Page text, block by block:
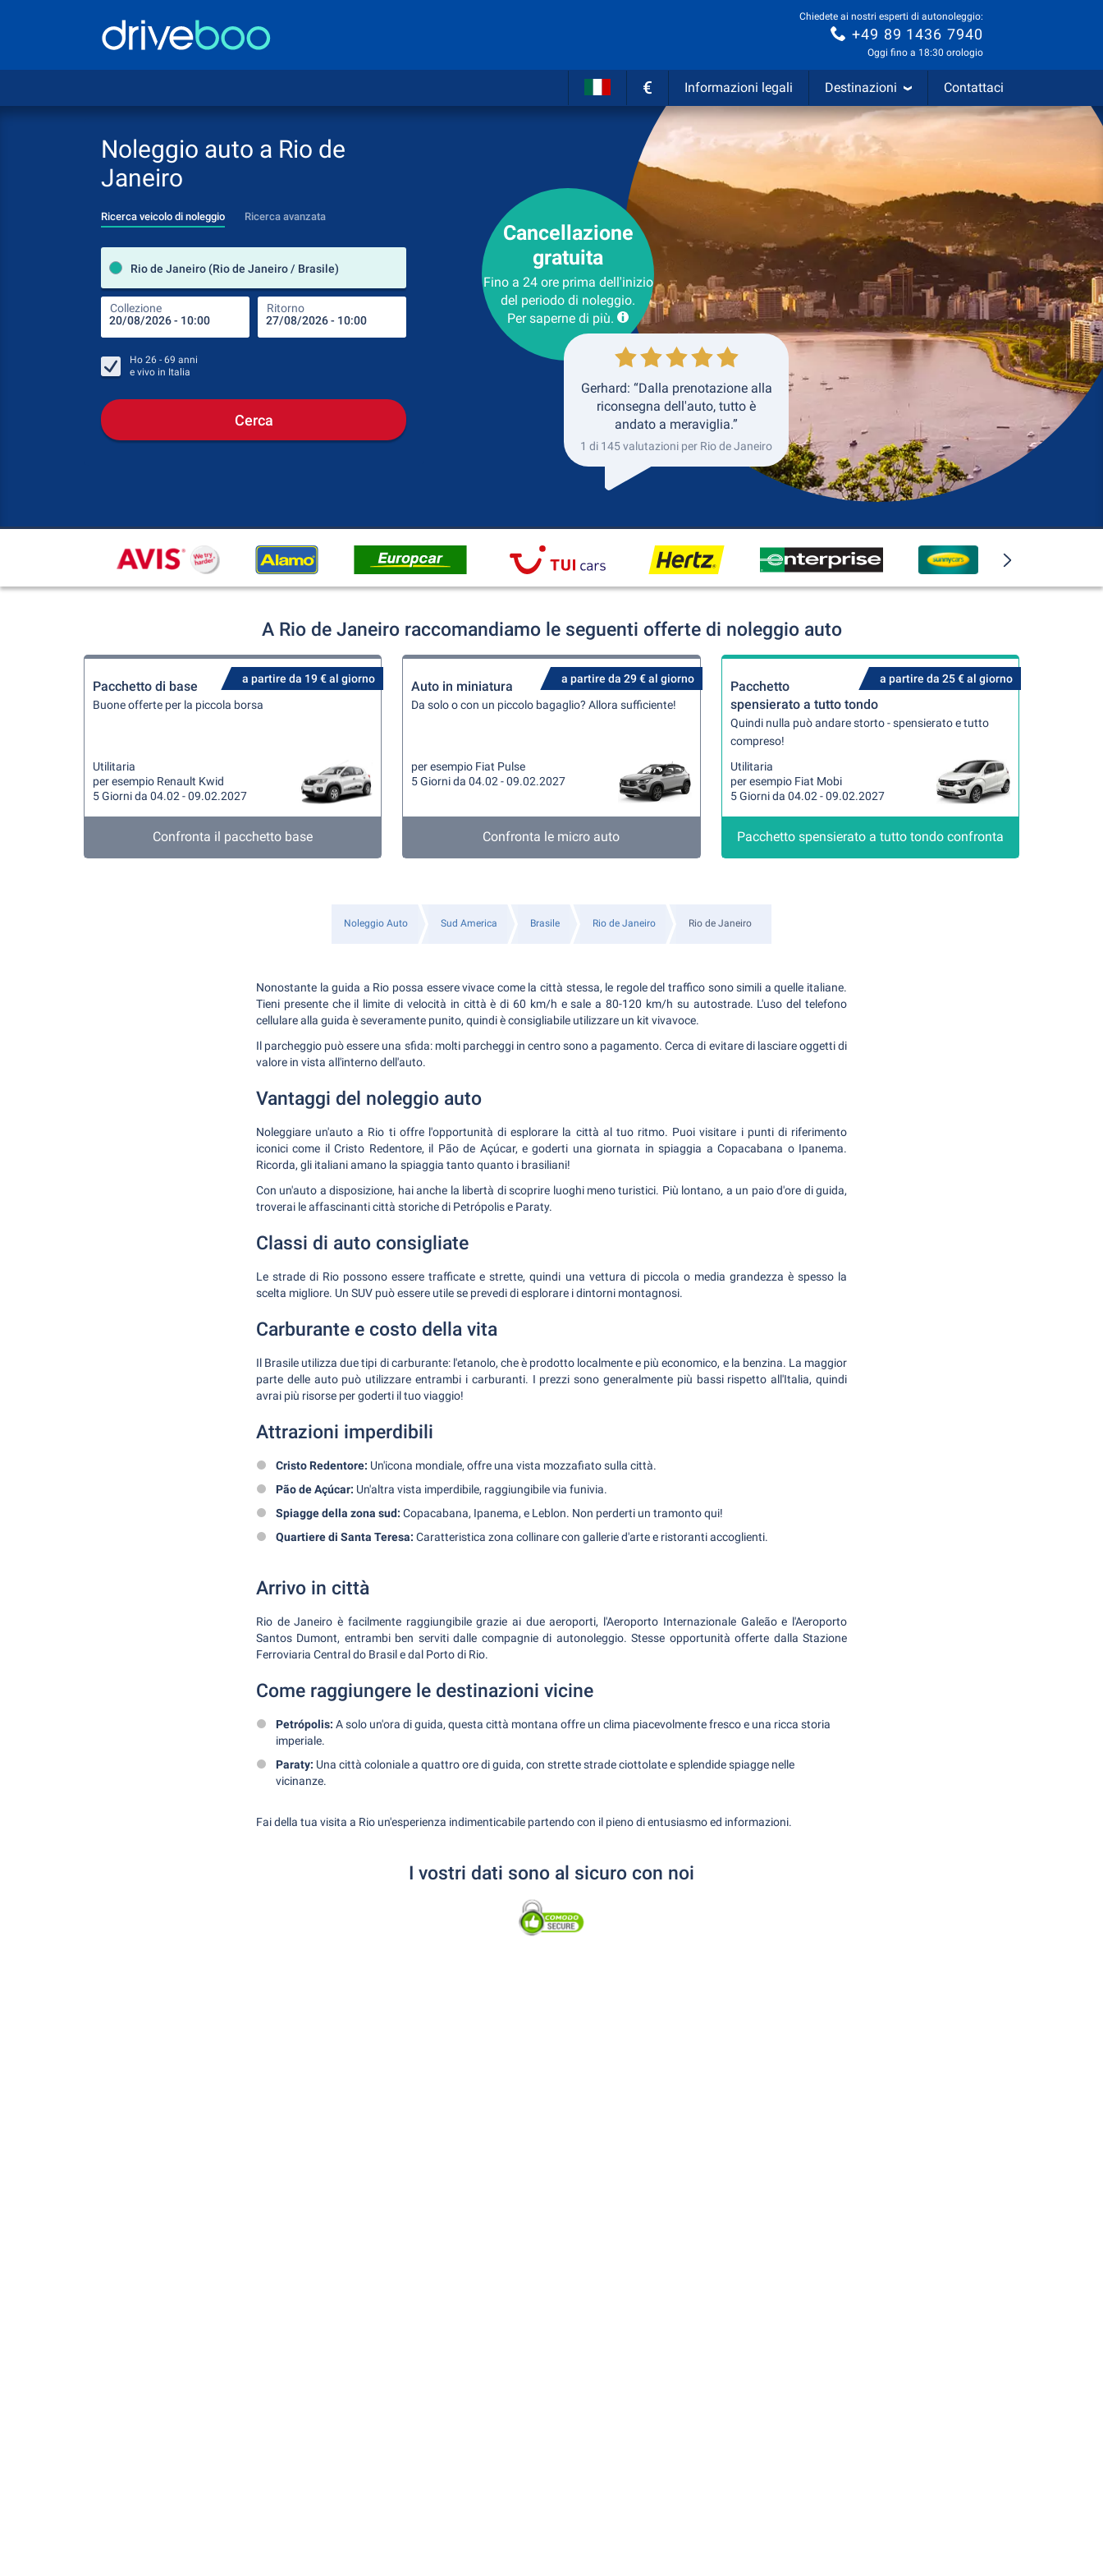
Chiedete ai nostri esperti di autonoleggio:
+49 89 1436 7940
Oggi fino a 18:30 orologio
€ Informazioni legali Destinazioni Contattaci
Noleggio auto a Rio de
Janeiro
Ricerca veicolo di noleggio Ricerca avanzata
Rio de Janeiro (Rio de Janeiro / Brasile)
Collezione Ritorno
Luogo del noleggio
Luogo di ritorno
Ho 26 - 69 anni
e vivo in Italia
Cerca
Cancellazione
gratuita
Fino a 24 ore prima dell'inizio
del periodo di noleggio.
Per saperne di più.
Gerhard: “Dalla prenotazione alla
riconsegna dell'auto, tutto è
andato a meraviglia.”
1 di 145 valutazioni per Rio de Janeiro
A Rio de Janeiro raccomandiamo le seguenti offerte di noleggio auto
a partire da 19 € al giorno
Pacchetto di base
Buone offerte per la piccola borsa
Utilitaria
per esempio Renault Kwid
5 Giorni da 04.02 - 09.02.2027
Confronta il pacchetto base
a partire da 29 € al giorno
Auto in miniatura
Da solo o con un piccolo bagaglio? Allora sufficiente!
per esempio Fiat Pulse
5 Giorni da 04.02 - 09.02.2027
Confronta le micro auto
a partire da 25 € al giorno
Pacchetto
spensierato a tutto tondo
Quindi nulla può andare storto - spensierato e tutto
compreso!
Utilitaria
per esempio Fiat Mobi
5 Giorni da 04.02 - 09.02.2027
Pacchetto spensierato a tutto tondo confronta
Noleggio Auto Sud America Brasile Rio de Janeiro Rio de Janeiro
Nonostante la guida a Rio possa essere vivace come la città stessa, le regole del traffico sono simili a quelle italiane.
Tieni presente che il limite di velocità in città è di 60 km/h e sale a 80-120 km/h su autostrade. L'uso del telefono
cellulare alla guida è severamente punito, quindi è consigliabile utilizzare un kit vivavoce.
Il parcheggio può essere una sfida: molti parcheggi in centro sono a pagamento. Cerca di evitare di lasciare oggetti di
valore in vista all'interno dell'auto.
Vantaggi del noleggio auto
Noleggiare un'auto a Rio ti offre l'opportunità di esplorare la città al tuo ritmo. Puoi visitare i punti di riferimento
iconici come il Cristo Redentore, il Pão de Açúcar, e goderti una giornata in spiaggia a Copacabana o Ipanema.
Ricorda, gli italiani amano la spiaggia tanto quanto i brasiliani!
Con un'auto a disposizione, hai anche la libertà di scoprire luoghi meno turistici. Più lontano, a un paio d'ore di guida,
troverai le affascinanti città storiche di Petrópolis e Paraty.
Classi di auto consigliate
Le strade di Rio possono essere trafficate e strette, quindi una vettura di piccola o media grandezza è spesso la
scelta migliore. Un SUV può essere utile se prevedi di esplorare i dintorni montagnosi.
Carburante e costo della vita
Il Brasile utilizza due tipi di carburante: l'etanolo, che è prodotto localmente e più economico, e la benzina. La maggior
parte delle auto può utilizzare entrambi i carburanti. I prezzi sono generalmente più bassi rispetto all'Italia, quindi
avrai più risorse per goderti il tuo viaggio!
Attrazioni imperdibili
Cristo Redentore: Un'icona mondiale, offre una vista mozzafiato sulla città.
Pão de Açúcar: Un'altra vista imperdibile, raggiungibile via funivia.
Spiagge della zona sud: Copacabana, Ipanema, e Leblon. Non perderti un tramonto qui!
Quartiere di Santa Teresa: Caratteristica zona collinare con gallerie d'arte e ristoranti accoglienti.
Arrivo in città
Rio de Janeiro è facilmente raggiungibile grazie ai due aeroporti, l'Aeroporto Internazionale Galeão e l'Aeroporto
Santos Dumont, entrambi ben serviti dalle compagnie di autonoleggio. Stesse opportunità offerte dalla Stazione
Ferroviaria Central do Brasil e dal Porto di Rio.
Come raggiungere le destinazioni vicine
Petrópolis: A solo un'ora di guida, questa città montana offre un clima piacevolmente fresco e una ricca storia
imperiale.
Paraty: Una città coloniale a quattro ore di guida, con strette strade ciottolate e splendide spiagge nelle
vicinanze.
Fai della tua visita a Rio un'esperienza indimenticabile partendo con il pieno di entusiasmo ed informazioni.
I vostri dati sono al sicuro con noi